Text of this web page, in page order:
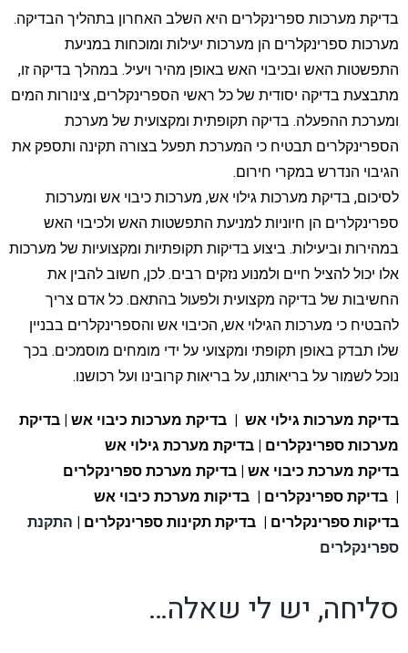
בדיקת מערכות ספרינקלרים היא השלב האחרון בתהליך הבדיקה.
מערכות ספרינקלרים הן מערכות יעילות ומוכחות במניעת
התפשטות האש ובכיבוי האש באופן מהיר ויעיל. במהלך בדיקה זו,
מתבצעת בדיקה יסודית של כל ראשי הספרינקלרים, צינורות המים
ומערכת ההפעלה. בדיקה תקופתית ומקצועית של מערכת
הספרינקלרים תבטיח כי המערכת תפעל בצורה תקינה ותספק את
הגיבוי הנדרש במקרי חירום.
לסיכום, בדיקת מערכות גילוי אש, מערכות כיבוי אש ומערכות
ספרינקלרים הן חיוניות למניעת התפשטות האש ולכיבוי האש
במהירות וביעילות. ביצוע בדיקות תקופתיות ומקצועיות של מערכות
אלו יכול להציל חיים ולמנוע נזקים רבים. לכן, חשוב להבין את
החשיבות של בדיקה מקצועית ולפעול בהתאם. כל אדם צריך
להבטיח כי מערכות הגילוי אש, הכיבוי אש והספרינקלרים בבניין
שלו תבדק באופן תקופתי ומקצועי על ידי מומחים מוסמכים. בכך
נוכל לשמור על בריאותנו, על בריאות קרובינו ועל רכושנו.
בדיקת מערכות גילוי אש | בדיקת מערכות כיבוי אש | בדיקת
מערכות ספרינקלרים | בדיקת מערכת גילוי אש
בדיקת מערכת כיבוי אש | בדיקת מערכת ספרינקלרים
בדיקת ספרינקלרים | בדיקות מערכת כיבוי אש
בדיקות ספרינקלרים | בדיקת תקינות ספרינקלרים | התקנת
ספרינקלרים
סליחה, יש לי שאלה…